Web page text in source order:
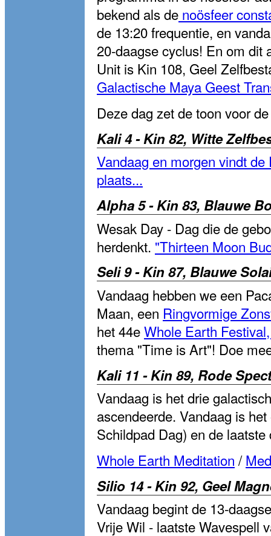
bekend als de noösfeer
de 13:20 frequentie, en
20-daagse cyclus! En om dit
Unit is Kin 108, Geel
Galactische Maya Geest
Deze dag zet de toon voor
Kali 4 - Kin 82, Witte
Vandaag en morgen vindt
plaats...
Alpha 5 - Kin 83, Blauwe
Wesak Day - Dag die de
herdenkt. "Thirteen Moon
Seli 9 - Kin 87, Blauwe
Vandaag hebben we een
Maan, een Ringvormige
het 44eWhole Earth
thema "Time is Art"! Doe
Kali 11 - Kin 89, Rode
Vandaag is het drie
ascendeerde. Vandaag is
Schildpad Dag) en de
Whole Earth Meditation /
Silio 14 - Kin 92, Geel
Vandaag begint de 13-
Vrije Wil - laatste Wavespell